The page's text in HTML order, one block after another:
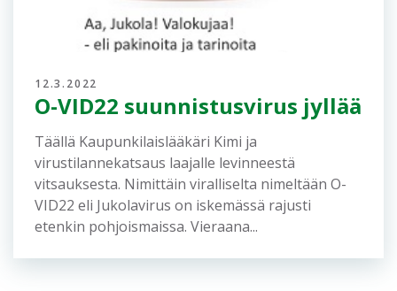
Sohvaperunoiden Jukola
Suunnistajat ja talkoolaiset ovat vahvasti esillä
Jukola-viestinnässä. Aivan liian vähälle huomiolle
ovat sen sijaan jääneet Jukola-sohvaperunat.
Mitä olisikaan Jukolan yö...